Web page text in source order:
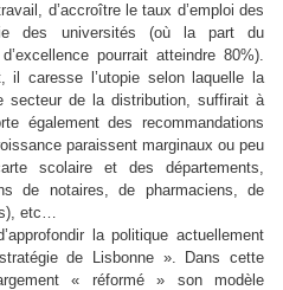
d’accroître le taux d’emploi des
des universités (où la part du
pourrait atteindre 80%).
il caresse l’utopie selon laquelle la
secteur de la distribution, suffirait à
également des recommandations
paraissent marginaux ou peu
scolaire et des départements,
de notaires, de pharmaciens, de
etc…
la politique actuellement
de Lisbonne ». Dans cette
« réformé » son modèle